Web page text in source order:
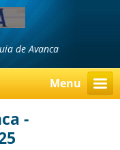
de Avanca
Menu
-